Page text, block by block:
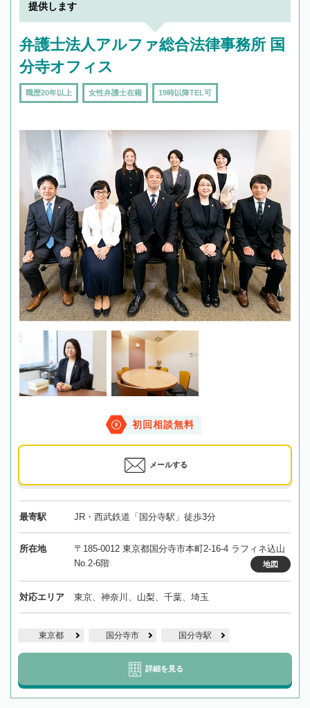
提供します
弁護士法人アルファ総合法律事務所 国
分寺オフィス
職歴20年以上 女性弁護士在籍 19時以降TEL可
初回相談無料
メールする
最寄駅 JR・西武鉄道「国分寺駅」徒歩3分
所在地
〒185-0012 東京都国分寺市本町2-16-4 ラフィネ込山
No.2-6階
地図
対応エリア 東京、神奈川、山梨、千葉、埼玉
東京都 国分寺市 国分寺駅
詳細を見る